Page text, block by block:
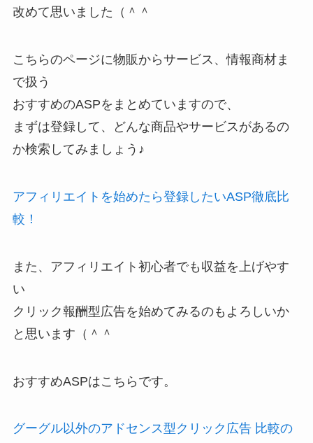
改めて思いました（＾＾
こちらのページに物販からサービス、情報商材ま
で扱う
おすすめのASPをまとめていますので、
まずは登録して、どんな商品やサービスがあるの
か検索してみましょう♪
アフィリエイトを始めたら登録したいASP徹底比
較！
また、アフィリエイト初心者でも収益を上げやす
い
クリック報酬型広告を始めてみるのもよろしいか
と思います（＾＾
おすすめASPはこちらです。
グーグル以外のアドセンス型クリック広告 比較の